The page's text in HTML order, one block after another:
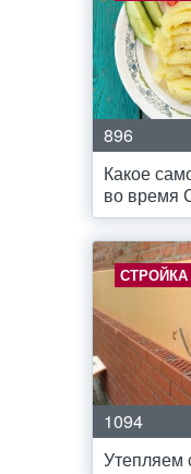
896
Какое
во время
1094
Утепляем